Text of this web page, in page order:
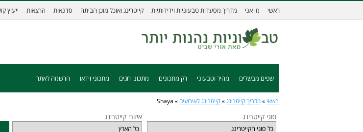
ראשי מי אני מדריך מסעדות טבעוניות וידידותיות קייטרינג ואוכל מוכן הביתה סדנאות הרצאות ייעוץ
שפים מבשלים מהיר וטבעוני רק מתכונים מתכוני חגים מתכוני וידאו הרשמה לאתר
ראשי » מדריך קייטרינג » קייטרינג לאירועים »
Shaya
סוגי קייטרינג איזורי קייטרינג